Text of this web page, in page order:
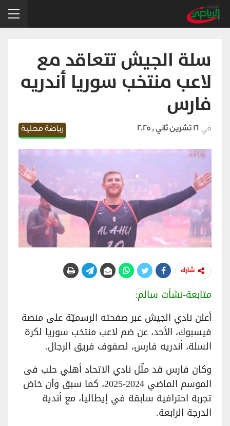
سلة الجيش تتعاقد مع
لاعب منتخب سوريا أندريه
فارس
رياضة محلية في 16 تشرين ثاني , 2025
شارك
متابعة-نشأت سالم:
أعلن نادي الجيش عبر صفحته الرسميّة على منصة
فيسبوك، الأحد، عن ضم لاعب منتخب سوريا لكرة
السلة، أندريه فارس، لصفوف فريق الرجال.
وكان فارس قد مثّل نادي الاتحاد أهلي حلب فى
الموسم الماضي 2024-2025، كما سبق وأن خاض
تجربة احترافية سابقة في إيطاليا، مع أندية
الدرجة الرابعة.